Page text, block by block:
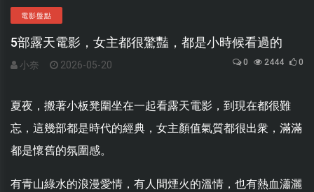
電影盤點
5部露天電影，女主都很驚豔，都是小時候看過的
小奈 2026-05-20 0 2444 0
夏夜，搬著小板凳圍坐在一起看露天電影，到現在都很難
忘，這幾部都是時代的經典，女主顏值氣質都很出衆，滿滿
都是懷舊的氛圍感。
有青山綠水的浪漫愛情，有人間煙火的溫情，也有熱血瀟灑